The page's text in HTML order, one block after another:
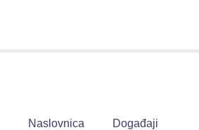
Naslovnica
Događaji